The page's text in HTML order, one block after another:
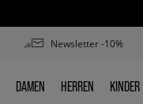
Newsletter -10%
DAMEN
DAMEN HERREN
HERREN KINDER
KINDER